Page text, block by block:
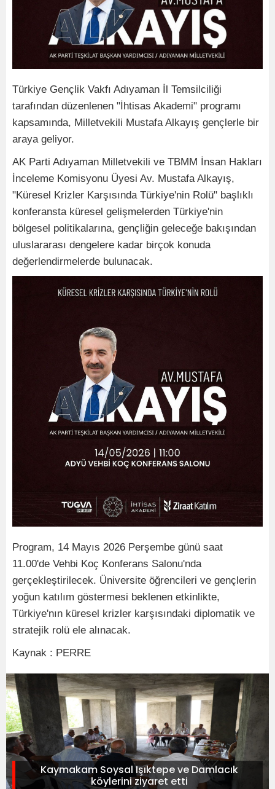
Türkiye Gençlik Vakfı Adıyaman İl Temsilciliği
tarafından düzenlenen "İhtisas Akademi" programı
kapsamında, Milletvekili Mustafa Alkayış gençlerle bir
araya geliyor.
AK Parti Adıyaman Milletvekili ve TBMM İnsan Hakları
İnceleme Komisyonu Üyesi Av. Mustafa Alkayış,
"Küresel Krizler Karşısında Türkiye'nin Rolü" başlıklı
konferansta küresel gelişmelerden Türkiye'nin
bölgesel politikalarına, gençliğin geleceğe bakışından
uluslararası dengelere kadar birçok konuda
değerlendirmelerde bulunacak.
Program, 14 Mayıs 2026 Perşembe günü saat
11.00'de Vehbi Koç Konferans Salonu'nda
gerçekleştirilecek. Üniversite öğrencileri ve gençlerin
yoğun katılım göstermesi beklenen etkinlikte,
Türkiye'nın küresel krizler karşısındaki diplomatik ve
stratejik rolü ele alınacak.
Kaynak : PERRE
Kaymakam Soysal Işıktepe ve Damlacık
köylerini ziyaret etti